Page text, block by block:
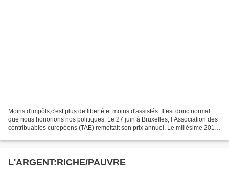
Moins d'impôts,c'est plus de liberté et moins d'assistés. Il est donc normal
que nous honorions nos politiques: Le 27 juin à Bruxelles, l’Association des
contribuables curopéens (TAE) remettait son prix annuel. Le millésime 2011
L'ARGENT:RICHE/PAUVRE